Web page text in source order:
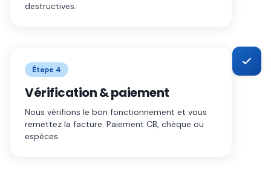
destructives.
Étape 4
Vérification & paiement
Nous vérifions le bon fonctionnement et vous
remettez la facture. Paiement CB, chèque ou
espèces.